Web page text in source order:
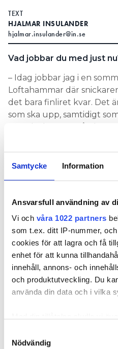
Samtycke Information
Ansvarsfull användning av
Vi och våra 1022 partners
som t.ex. ditt IP-nummer,
cookies för att lagra och få
enhet för att kunna
innehåll, annons- och
och produktutveckling. Du
använda din data och i vilka
som kan ha en
Nödvändig
TEXT
HJALMAR INSULANDER
hjalmar.insulander@in.se
Vad jobbar du med just
– Idag jobbar jag i en
Loftahammar där
det bara finliret kvar. Det
som ska upp, samtidigt
ugn ska komma på plats.
DET INTE HAR BRUNNIT”
ÖLFLEXKABLAR I JULAS